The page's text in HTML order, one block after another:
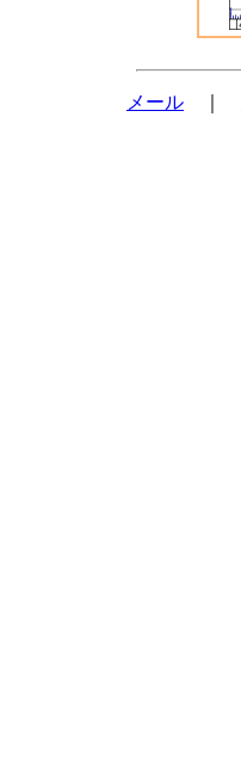
メール